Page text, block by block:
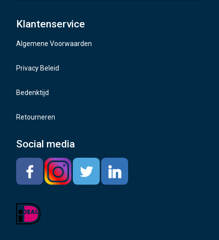
Klantenservice
Algemene Voorwaarden
Privacy Beleid
Bedenktijd
Retourneren
Social media